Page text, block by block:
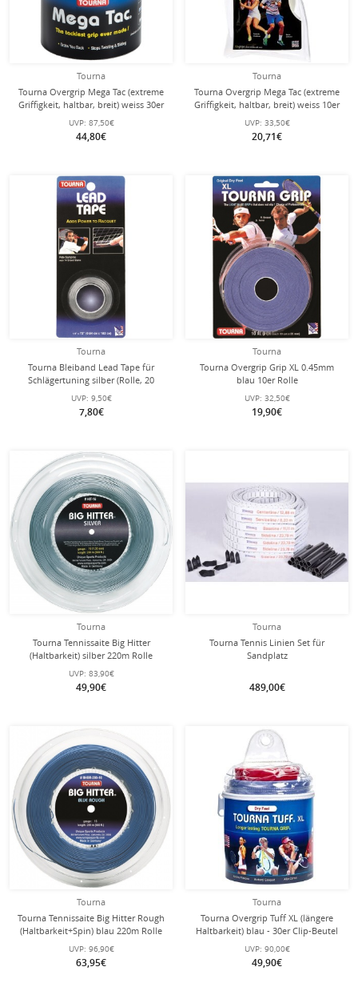
Tourna
Tourna Overgrip Mega Tac (extreme
Griffigkeit, haltbar, breit) weiss 30er
Clip-Beutel
UVP: 87,50€
44,80€
Tourna
Tourna Overgrip Mega Tac (extreme
Griffigkeit, haltbar, breit) weiss 10er
Rolle
UVP: 33,50€
20,71€
Tourna
Tourna Bleiband Lead Tape für
Schlägertuning silber (Rolle, 20
Gramm)
UVP: 9,50€
7,80€
Tourna
Tourna Overgrip Grip XL 0.45mm
blau 10er Rolle
UVP: 32,50€
19,90€
Tourna
Tourna Tennissaite Big Hitter
(Haltbarkeit) silber 220m Rolle
UVP: 83,90€
49,90€
Tourna
Tourna Tennis Linien Set für
Sandplatz
489,00€
Tourna
Tourna Tennissaite Big Hitter Rough
(Haltbarkeit+Spin) blau 220m Rolle
UVP: 96,90€
63,95€
Tourna
Tourna Overgrip Tuff XL (längere
Haltbarkeit) blau - 30er Clip-Beutel
UVP: 90,00€
49,90€